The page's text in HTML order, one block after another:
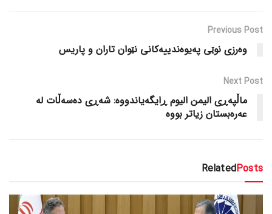
Previous Post
وه‌رزی نوێی په‌یوه‌ندییه‌کانی نێوان تاران و پاریس
Next Post
ماڵپه‌ڕی الیمن الیوم ڕایگه‌یاندووه‌: شه‌ڕی ده‌سه‌ڵات له‌
عه‌ره‌بستان زیاتر بووه‌
RelatedPosts